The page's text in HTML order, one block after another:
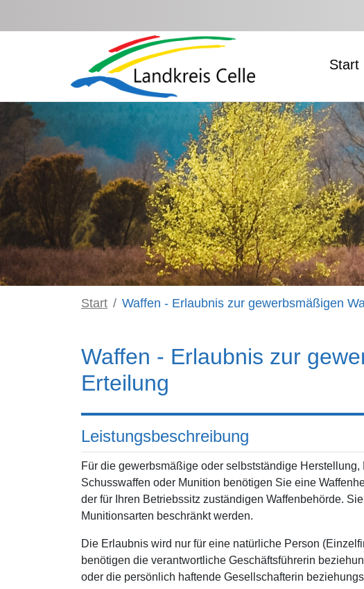
Start
Start Waffen - Erlaubnis zur gewerbsmäßigen
Waffen - Erlaubnis zur
Erteilung
Leistungsbeschreibung
Für die gewerbsmäßige oder selbstständige
Schusswaffen oder Munition benötigen Sie eine
der für Ihren Betriebssitz zuständigen Waffenbehörde.
Munitionsarten beschränkt werden.
Die Erlaubnis wird nur für eine natürliche Person
benötigen die verantwortliche Geschäftsführerin
oder die persönlich haftende Gesellschafterin